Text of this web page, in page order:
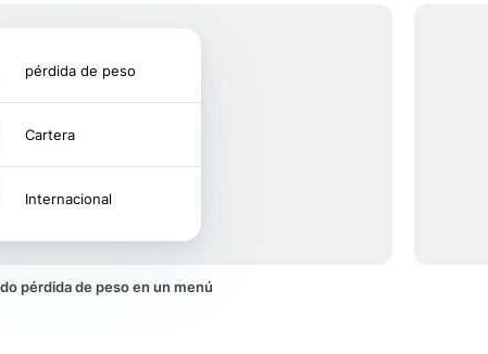
pérdida de peso
Cartera
Internacional
pérdida de peso en un menú